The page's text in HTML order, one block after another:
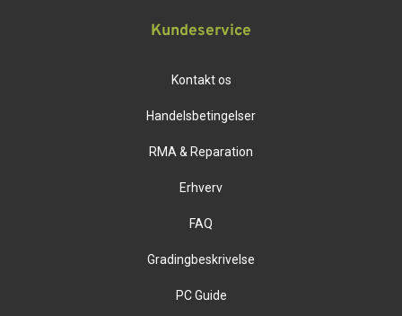
Kundeservice
Kontakt os
Handelsbetingelser
RMA & Reparation
Erhverv
FAQ
Gradingbeskrivelse
PC Guide